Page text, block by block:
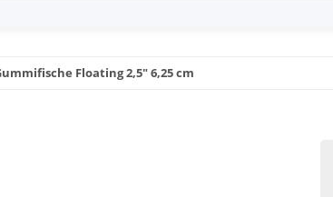
Floating 2,5" 6,25 cm